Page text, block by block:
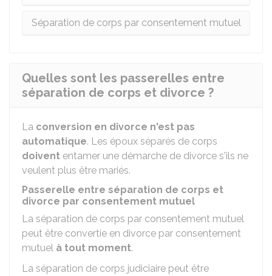
Séparation de corps par consentement mutuel
Quelles sont les passerelles entre
séparation de corps et divorce ?
La conversion en divorce n'est pas
automatique. Les époux séparés de corps
doivent entamer une démarche de divorce s'ils ne
veulent plus être mariés.
Passerelle entre séparation de corps et
divorce par consentement mutuel
La séparation de corps par consentement mutuel
peut être convertie en divorce par consentement
mutuel à tout moment.
La séparation de corps judiciaire peut être